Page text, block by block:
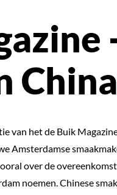
van het de Buik
Amsterdamse
over de
noemen. Chinese